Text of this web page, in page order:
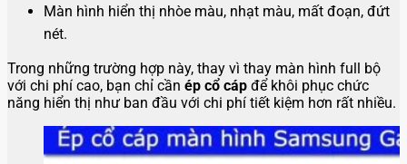
Màn hình hiển thị nhòe màu, nhạt màu, mất đoạn, đứt
nét.
Trong những trường hợp này, thay vì thay màn hình full bộ
với chi phí cao, bạn chỉ cần ép cổ cáp để khôi phục chức
năng hiển thị như ban đầu với chi phí tiết kiệm hơn rất nhiều.